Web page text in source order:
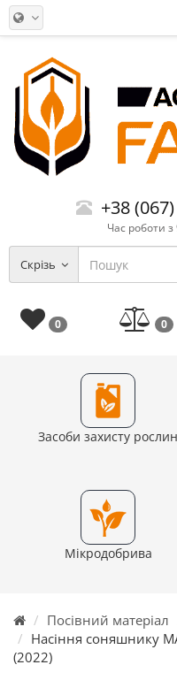
+38
Час роботи
Скрізь
0 0
Засоби захисту рослин
Мікродобрива
Посівний матеріал
Насіння соняшнику
(2022)